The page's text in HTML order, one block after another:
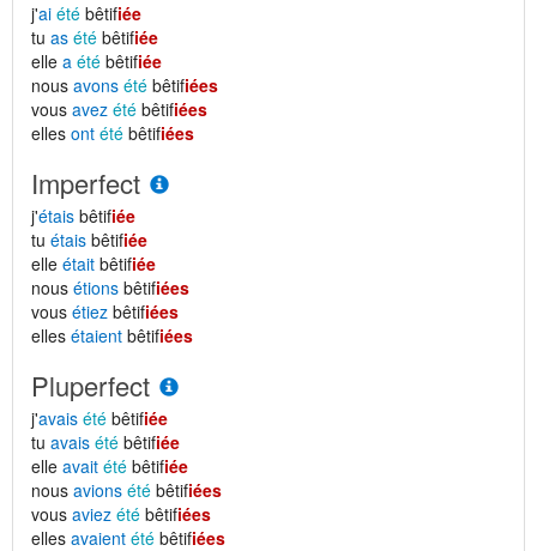
j'ai été bêtifiée
tu as été bêtifiée
elle a été bêtifiée
nous avons été bêtifiées
vous avez été bêtifiées
elles ont été bêtifiées
Imperfect
j'étais bêtifiée
tu étais bêtifiée
elle était bêtifiée
nous étions bêtifiées
vous étiez bêtifiées
elles étaient bêtifiées
Pluperfect
j'avais été bêtifiée
tu avais été bêtifiée
elle avait été bêtifiée
nous avions été bêtifiées
vous aviez été bêtifiées
elles avaient été bêtifiées